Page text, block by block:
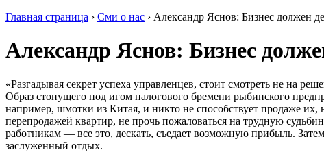
Главная страница › Сми о нас › Александр Яснов: Бизнес должен
Александр Яснов: Бизнес
«Разгадывая секрет успеха управленцев, стоит смотреть не на
Образ стонущего под игом налогового бремени рыбинского
например, шмотки из Китая, и никто не способствует продаже
перепродажей квартир, не прочь пожаловаться на трудную
работникам — все это, дескать, съедает возможную прибыль.
заслуженный отдых.